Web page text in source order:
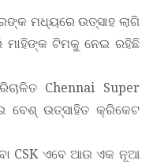
ମଧ୍ୟରେ ଉତ୍ସାହ ଲାଗି
ମାହିଙ୍କ ଟିମକୁ ନେଇ ରହିଛି
Chennai Super
ବେଶ୍ ଉତ୍ସାହିତ କ୍ରିକେଟ
CSK ଏବେ ଆଉ ଏକ ନୂଆ